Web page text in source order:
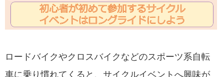
ロードバイクやクロスバイクなどのスポーツ系自転
車に乗り慣れてくると、サイクルイベントへ興味が